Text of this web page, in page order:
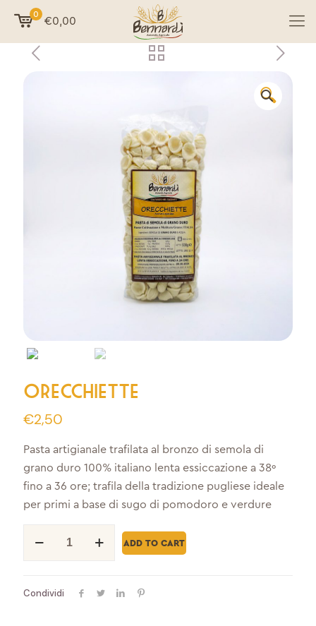
0
€0,00
🔍
Orecchiette
€2,50
Pasta artigianale trafilata al bronzo di semola di
grano duro 100% italiano lenta essiccazione a 38º
fino a 36 ore; trafila della tradizione pugliese ideale
per primi a base di sugo di pomodoro e verdure
quantity
ADD TO CART
Condividi